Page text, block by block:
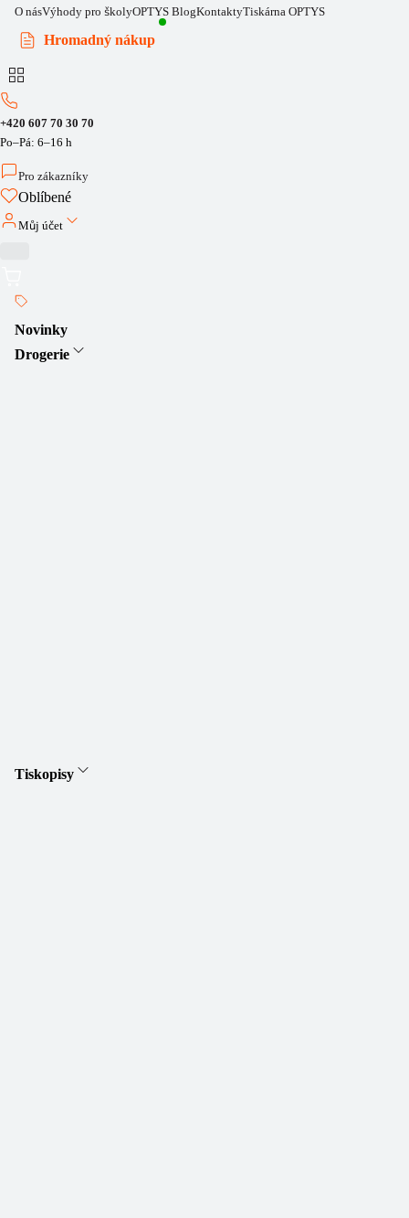
O násVýhody pro školyOPTYS BlogKontaktyTiskárna OPTYS
Hromadný nákup
+420 607 70 30 70
Po–Pá: 6–16 h
Pro zákazníky
Oblíbené
Můj účet
Novinky
Drogerie
Tiskopisy